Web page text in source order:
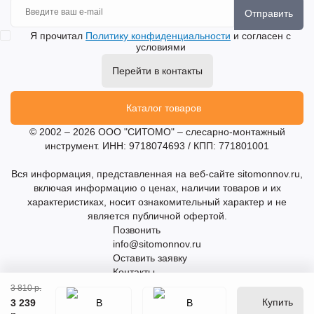
3 810 р.
3 239
Купить
Отправить
Я прочитал Политику конфиденциальности и согласен с
условиями
Перейти в контакты
Каталог товаров
© 2002 – 2026 ООО "СИТОМО" – слесарно-монтажный
инструмент. ИНН: 9718074693 / КПП: 771801001
Вся информация, представленная на веб-сайте sitomonnov.ru,
включая информацию о ценах, наличии товаров и их
характеристиках, носит ознакомительный характер и не
является публичной офертой.
Позвонить
info@sitomonnov.ru
Оставить заявку
Контакты